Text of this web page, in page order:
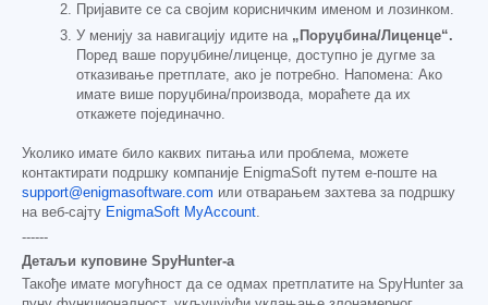
Пријавите се са својим корисничким именом и лозинком.
У менију за навигацију идите на „Поруџбина/Лиценце“.
Поред ваше поруџбине/лиценце, доступно је дугме за
отказивање претплате, ако је потребно. Напомена: Ако
имате више поруџбина/производа, мораћете да их
откажете појединачно.
Уколико имате било каквих питања или проблема, можете
контактирати подршку компаније EnigmaSoft путем е-поште на
support@enigmasoftware.com или отварањем захтева за подршку
на веб-сајту EnigmaSoft MyAccount.
------
Детаљи куповине SpyHunter-а
Такође имате могућност да се одмах претплатите на SpyHunter за